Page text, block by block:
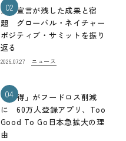
02
熊本宣言が残した成果と宿
題 グローバル・ネイチャー
ポジティブ・サミットを振り
返る
2026.07.27 ニュース
04
「お得」がフードロス削減
に 60万人登録アプリ、Too
Good To Go日本急拡大の理
由